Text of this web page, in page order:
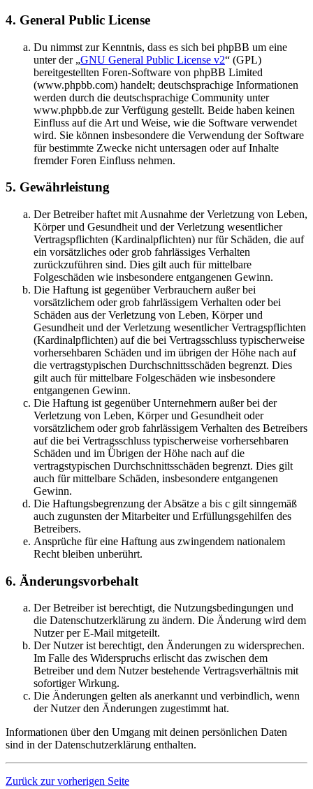
4. General Public License
Du nimmst zur Kenntnis, dass es sich bei phpBB um eine
unter der „GNU General Public License v2“ (GPL)
bereitgestellten Foren-Software von phpBB Limited
(www.phpbb.com) handelt; deutschsprachige Informationen
werden durch die deutschsprachige Community unter
www.phpbb.de zur Verfügung gestellt. Beide haben keinen
Einfluss auf die Art und Weise, wie die Software verwendet
wird. Sie können insbesondere die Verwendung der Software
für bestimmte Zwecke nicht untersagen oder auf Inhalte
fremder Foren Einfluss nehmen.
5. Gewährleistung
Der Betreiber haftet mit Ausnahme der Verletzung von Leben,
Körper und Gesundheit und der Verletzung wesentlicher
Vertragspflichten (Kardinalpflichten) nur für Schäden, die auf
ein vorsätzliches oder grob fahrlässiges Verhalten
zurückzuführen sind. Dies gilt auch für mittelbare
Folgeschäden wie insbesondere entgangenen Gewinn.
Die Haftung ist gegenüber Verbrauchern außer bei
vorsätzlichem oder grob fahrlässigem Verhalten oder bei
Schäden aus der Verletzung von Leben, Körper und
Gesundheit und der Verletzung wesentlicher Vertragspflichten
(Kardinalpflichten) auf die bei Vertragsschluss typischerweise
vorhersehbaren Schäden und im übrigen der Höhe nach auf
die vertragstypischen Durchschnittsschäden begrenzt. Dies
gilt auch für mittelbare Folgeschäden wie insbesondere
entgangenen Gewinn.
Die Haftung ist gegenüber Unternehmern außer bei der
Verletzung von Leben, Körper und Gesundheit oder
vorsätzlichem oder grob fahrlässigem Verhalten des Betreibers
auf die bei Vertragsschluss typischerweise vorhersehbaren
Schäden und im Übrigen der Höhe nach auf die
vertragstypischen Durchschnittsschäden begrenzt. Dies gilt
auch für mittelbare Schäden, insbesondere entgangenen
Gewinn.
Die Haftungsbegrenzung der Absätze a bis c gilt sinngemäß
auch zugunsten der Mitarbeiter und Erfüllungsgehilfen des
Betreibers.
Ansprüche für eine Haftung aus zwingendem nationalem
Recht bleiben unberührt.
6. Änderungsvorbehalt
Der Betreiber ist berechtigt, die Nutzungsbedingungen und
die Datenschutzerklärung zu ändern. Die Änderung wird dem
Nutzer per E-Mail mitgeteilt.
Der Nutzer ist berechtigt, den Änderungen zu widersprechen.
Im Falle des Widerspruchs erlischt das zwischen dem
Betreiber und dem Nutzer bestehende Vertragsverhältnis mit
sofortiger Wirkung.
Die Änderungen gelten als anerkannt und verbindlich, wenn
der Nutzer den Änderungen zugestimmt hat.
Informationen über den Umgang mit deinen persönlichen Daten
sind in der Datenschutzerklärung enthalten.
Zurück zur vorherigen Seite